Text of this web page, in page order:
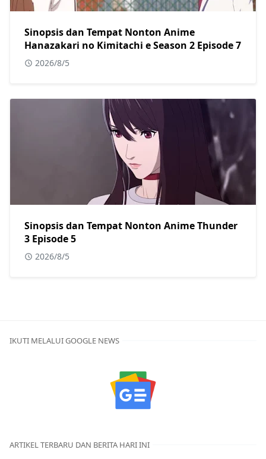
Sinopsis dan Tempat Nonton Anime
Hanazakari no Kimitachi e Season 2 Episode 7
2026/8/5
Sinopsis dan Tempat Nonton Anime Thunder
3 Episode 5
2026/8/5
IKUTI MELALUI GOOGLE NEWS
ARTIKEL TERBARU DAN BERITA HARI INI